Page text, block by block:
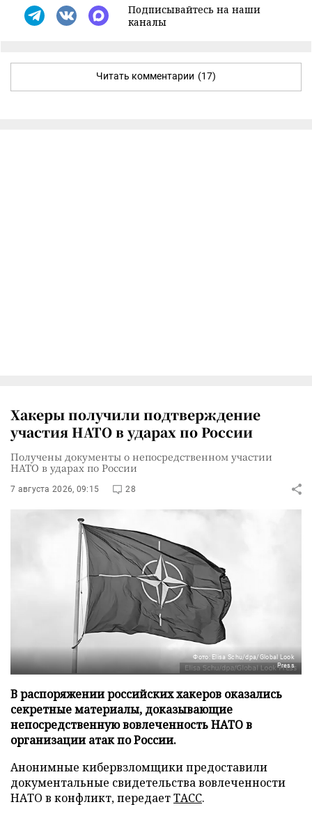
Подписывайтесь на наши
каналы
Читать комментарии (17)
Хакеры получили подтверждение
участия НАТО в ударах по России
Получены документы о непосредственном участии
НАТО в ударах по России
7 августа 2026, 09:15 28
Фото: Elisa Schu/dpa/Global Look
Press
В распоряжении российских хакеров оказались
секретные материалы, доказывающие
непосредственную вовлеченность НАТО в
организации атак по России.
Анонимные кибервзломщики предоставили
документальные свидетельства вовлеченности
НАТО в конфликт, передаетТАСС.